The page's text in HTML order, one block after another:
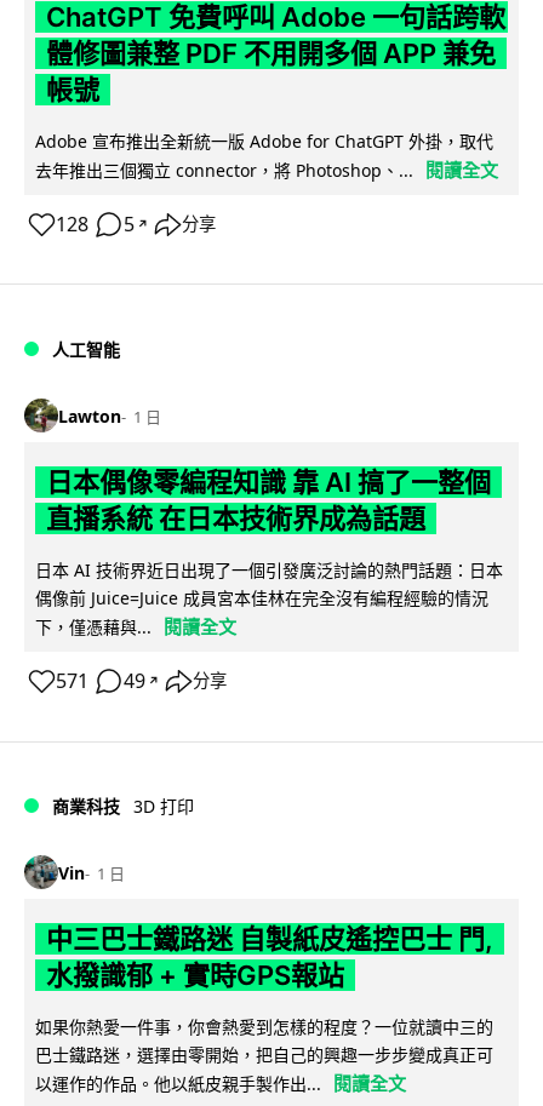
ChatGPT 免費呼叫 Adobe 一句話跨軟
體修圖兼整 PDF 不用開多個 APP 兼免
帳號
Adobe 宣布推出全新統一版 Adobe for ChatGPT 外掛，取代
去年推出三個獨立 connector，將 Photoshop、...
閱讀全文
128 5 ↗ 分享
人工智能
Lawton 1 日
日本偶像零編程知識 靠 AI 搞了一整個
直播系統 在日本技術界成為話題
日本 AI 技術界近日出現了一個引發廣泛討論的熱門話題：日本
偶像前 Juice=Juice 成員宮本佳林在完全沒有編程經驗的情況
下，僅憑藉與...
閱讀全文
571 49 ↗ 分享
商業科技 3D 打印
Vin 1 日
中三巴士鐵路迷 自製紙皮遙控巴士 門,
水撥識郁 + 實時GPS報站
如果你熱愛一件事，你會熱愛到怎樣的程度？一位就讀中三的
巴士鐵路迷，選擇由零開始，把自己的興趣一步步變成真正可
以運作的作品。他以紙皮親手製作出...
閱讀全文